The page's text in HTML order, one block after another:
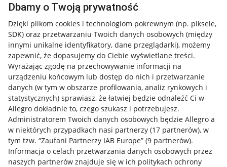
Dbamy o Twoją prywatność
Dzięki plikom cookies i technologiom pokrewnym (np. piksele,
SDK) oraz przetwarzaniu Twoich danych osobowych (między
innymi unikalne identyfikatory, dane przeglądarki), możemy
zapewnić, że dopasujemy do Ciebie wyświetlane treści.
Wyrażając zgodę na przechowywanie informacji na
urządzeniu końcowym lub dostęp do nich i przetwarzanie
danych (w tym w obszarze profilowania, analiz rynkowych i
statystycznych) sprawiasz, że łatwiej będzie odnaleźć Ci w
Allegro dokładnie to, czego szukasz i potrzebujesz.
Administratorem Twoich danych osobowych będzie Allegro a
w niektórych przypadkach nasi partnerzy (17 partnerów), w
tym tzw. “Zaufani Partnerzy IAB Europe” (9 partnerów).
Informacja o celach przetwarzania danych osobowych przez
naszych partnerów znajduje się w ich politykach ochrony
Przydatne informacje